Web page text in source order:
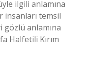
ilgili anlamına
insanları temsil
gözlü anlamına
Halfetili Kırım